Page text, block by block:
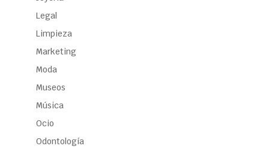
Legal
Limpieza
Marketing
Moda
Museos
Música
Ocio
Odontología